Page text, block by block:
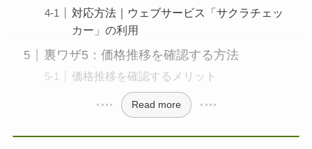
対応方法｜ウェブサービス「サクラチェッ
カー」の利用
裏ワザ5：価格推移を確認する方法
価格推移を確認するメリット
Read more